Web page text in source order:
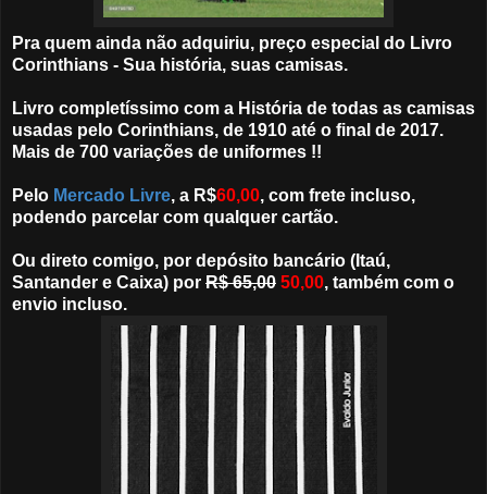
Pra quem ainda não adquiriu, preço especial do Livro
Corinthians - Sua história, suas camisas.
Livro completíssimo com a História de todas as camisas
usadas pelo Corinthians, de 1910 até o final de 2017.
Mais de 700 variações de uniformes !!
Pelo Mercado Livre, a R$60,00, com frete incluso,
podendo parcelar com qualquer cartão.
Ou direto comigo, por depósito bancário (Itaú,
Santander e Caixa) por R$ 65,00 50,00, também com o
envio incluso.